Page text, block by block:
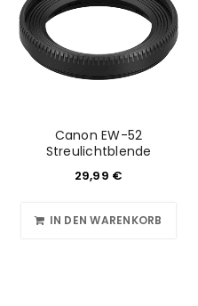
Canon EW-52
Streulichtblende
29,99 €
IN DEN WARENKORB